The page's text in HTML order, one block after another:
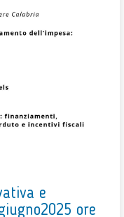
e
ore